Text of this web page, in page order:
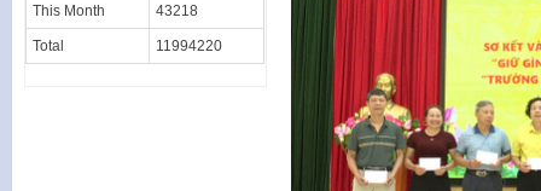
This Month 43218
Total 11994220